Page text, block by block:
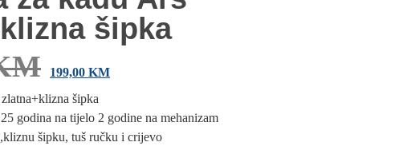
šipka
199,00 KM
šipka
godina na tijelo 2 godine na mehanizam
šipku, tuš ručku i crijevo